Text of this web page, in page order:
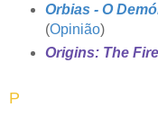
Orbias - O
(Opinião)
Origins: The Fire
P